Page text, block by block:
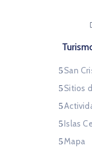
San
Sitios
Islas
Mapa